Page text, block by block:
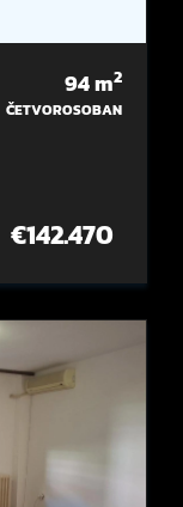
94m2
ČETVOROSOBAN
€142.470